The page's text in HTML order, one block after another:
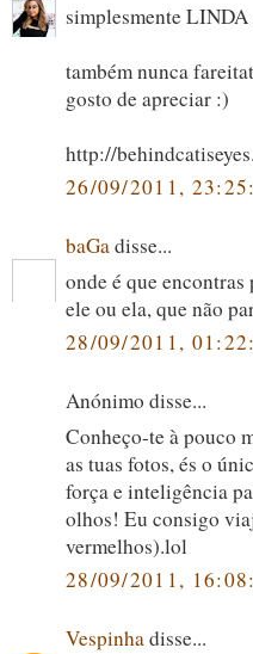
simplesmente LINDA
também nunca
gosto de apreciar :)
http://
26/09/2011,
baGadisse...
onde é que encontras
ele ou ela, que não
28/09/2011,
Anónimo disse...
Conheço-te à pouco
as tuas fotos, és o
força e inteligência
olhos! Eu consigo
vermelhos).lol
28/09/2011,
Vespinhadisse...